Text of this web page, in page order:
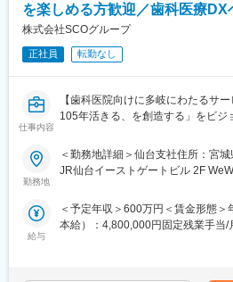
サポート体制など、健康に関わる
おります。
変更の範囲：会社の定める業務
を楽しめる方歓迎／歯科医療
株式会社SCOグループ
正社員 転勤なし
仕事内容
【歯科医院向けに多岐にわたるサ
105年活きる、を創造する」をビジ
■おすすめポイント：
★決められたやり方ではなく、自
★経験以上に、変化を楽しむ姿勢や
勤務地
＜勤務地詳細＞仙台支社住所：宮
JR仙台イーストゲートビル 2F WeWork JR仙台イーストゲ
給与
＜予定年収＞600万円＜賃金形態
本給）：4,800,000円固定残業手当